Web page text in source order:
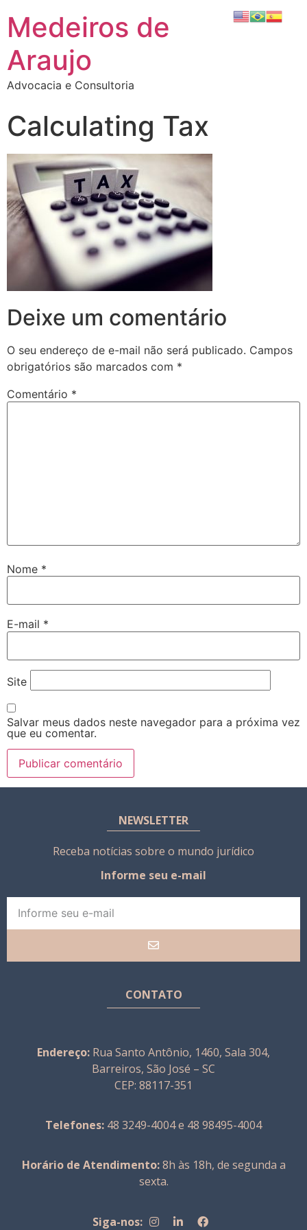
Medeiros de
Araujo
Advocacia e Consultoria
Calculating Tax
Deixe um comentário
O seu endereço de e-mail não será publicado. Campos
obrigatórios são marcados com *
Comentário *
Nome *
E-mail *
Site
Salvar meus dados neste navegador para a próxima vez
que eu comentar.
NEWSLETTER
Receba notícias sobre o mundo jurídico
Informe seu e-mail
CONTATO
Endereço: Rua Santo Antônio, 1460, Sala 304,
Barreiros, São José – SC
CEP: 88117-351
Telefones: 48 3249-4004 e 48 98495-4004
Horário de Atendimento:8h às 18h, de segunda a
sexta.
Siga-nos: